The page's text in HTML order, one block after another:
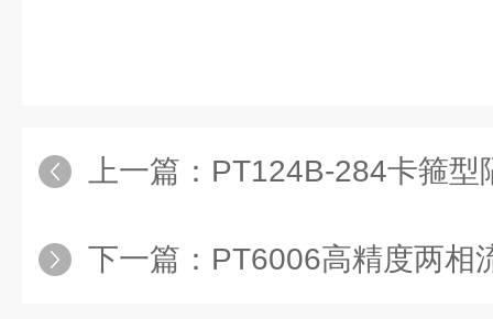
上一篇： PT124B-284卡箍型
下一篇： PT6006高精度两相